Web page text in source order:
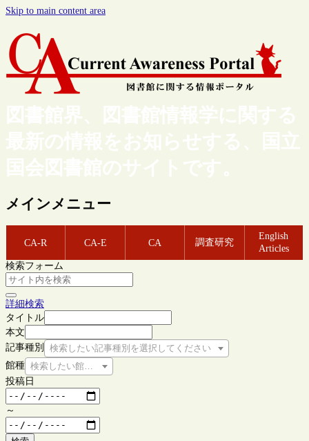
Skip to main content area
図書館界、図書館情報学に関する
最新の情報をお知らせする、国立
国会図書館のサイトです。
メインメニュー
CA-R CA-E CA 調査研究
English
Articles
検索フォーム
詳細検索
タイトル
本文
記事種別
検索したい記事種別を選択してください
館種 検索したい館種を選択してください
投稿日
～